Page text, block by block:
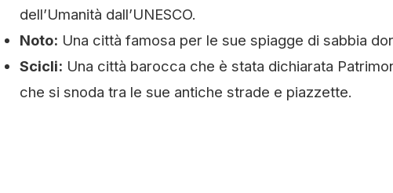
dell’Umanità dall’UNESCO.
Noto: Una città famosa per le sue spiagge di sabbia
Scicli: Una città barocca che è stata dichiarata
che si snoda tra le sue antiche strade e piazzette.